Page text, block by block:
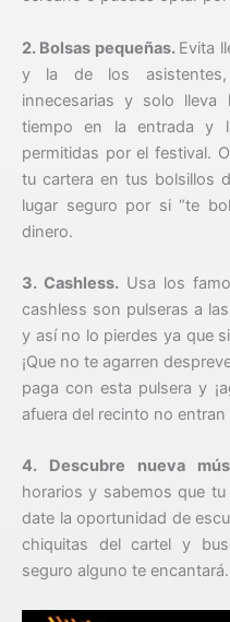
2. Bolsas pequeñas. Evita
y la de los asistentes,
innecesarias y solo lleva
tiempo en la entrada y
permitidas por el festival.
tu cartera en tus bolsillos
lugar seguro por si “te
dinero.
3. Cashless. Usa los
cashless son pulseras a
y así no lo pierdes ya que
¡Que no te agarren
paga con esta pulsera y
afuera del recinto no entran
4. Descubre nueva
horarios y sabemos que
date la oportunidad de
chiquitas del cartel y
seguro alguno te encantará.